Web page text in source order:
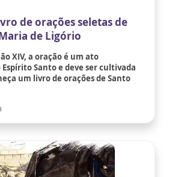
de orações seletas de
de Ligório
XIV, a oração é um ato
Santo e deve ser cultivada
um livro de orações de Santo